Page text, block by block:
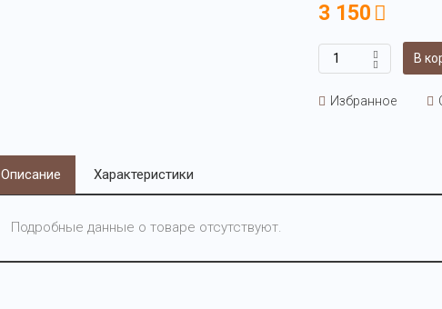
3 150
В
Избранное
Описание Характеристики
Подробные данные о товаре отсутствуют.